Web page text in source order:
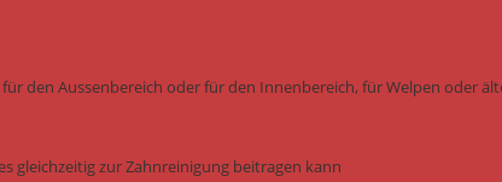
den Aussenbereich oder für den Innenbereich, für Welpen oder
gleichzeitig zur Zahnreinigung beitragen kann